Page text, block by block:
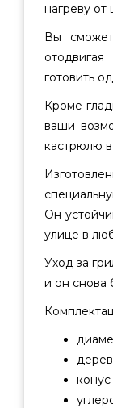
нагреву от
Вы
готовить
Кроме
ваши
кастрюлю в
Он
улице в
Уход за
и он снова
конус